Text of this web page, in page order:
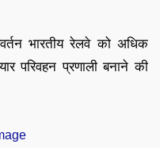
भारतीय रेलवे को अधिक
परिवहन प्रणाली बनाने की